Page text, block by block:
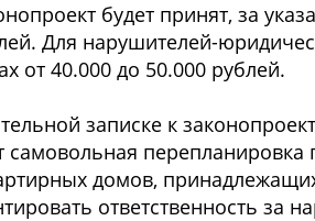
будет принят, за
Для нарушителей-
от 40.000 до 50.000 рублей.
записке к
самовольная
домов,
ответственность за